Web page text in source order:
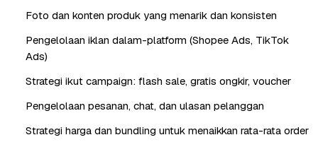
Foto dan konten produk yang menarik dan konsisten
Pengelolaan iklan dalam-platform (Shopee Ads, TikTok
Ads)
Strategi ikut campaign: flash sale, gratis ongkir, voucher
Pengelolaan pesanan, chat, dan ulasan pelanggan
Strategi harga dan bundling untuk menaikkan rata-rata order